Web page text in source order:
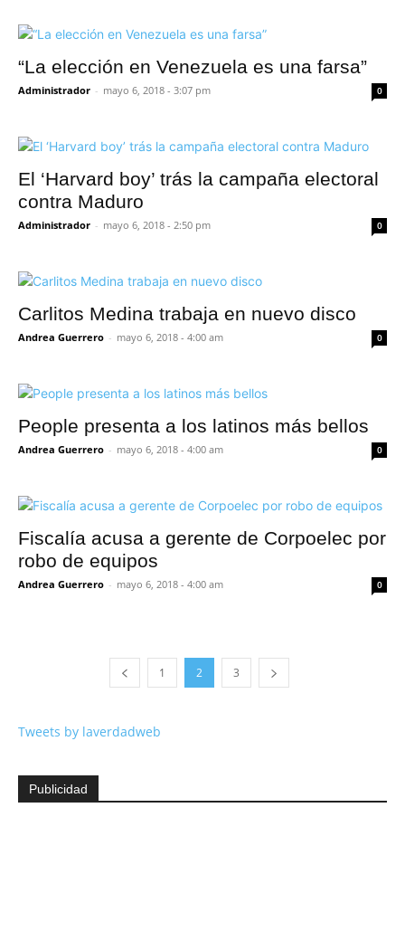
“La elección en Venezuela es una farsa”
Administrador - mayo 6, 2018 - 3:07 pm 0
El ‘Harvard boy’ trás la campaña electoral
contra Maduro
Administrador - mayo 6, 2018 - 2:50 pm 0
Carlitos Medina trabaja en nuevo disco
Andrea Guerrero - mayo 6, 2018 - 4:00 am 0
People presenta a los latinos más bellos
Andrea Guerrero - mayo 6, 2018 - 4:00 am 0
Fiscalía acusa a gerente de Corpoelec por
robo de equipos
Andrea Guerrero - mayo 6, 2018 - 4:00 am 0
1 2 3
Tweets by laverdadweb
Publicidad